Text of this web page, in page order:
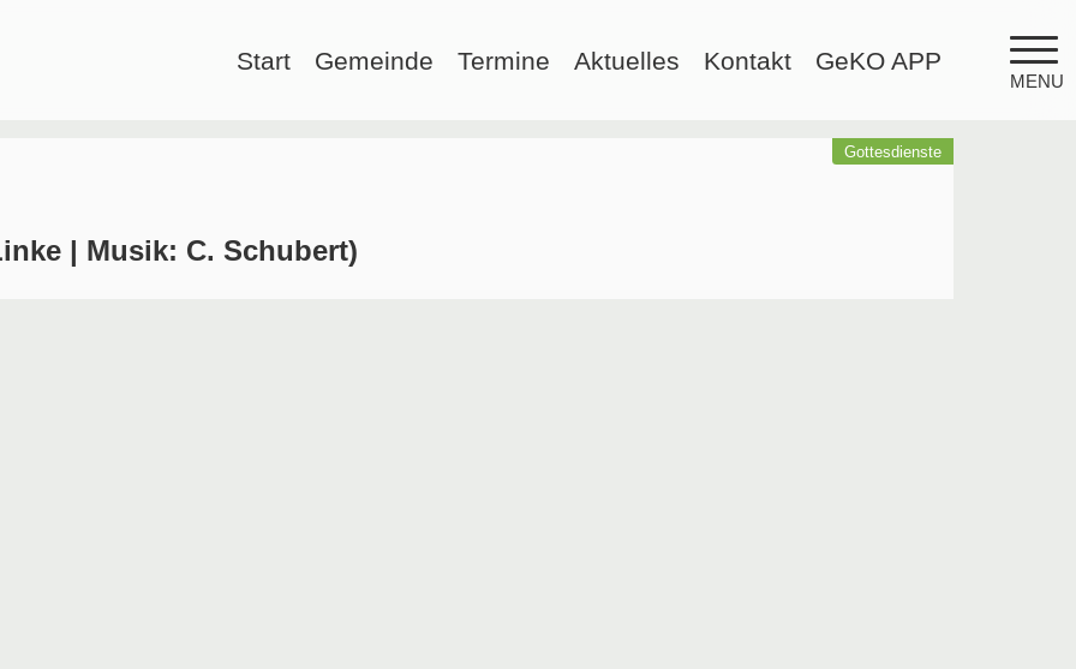
Start Gemeinde Termine Aktuelles Kontakt GeKO APP
MENU
Gottesdienste
| Musik: C. Schubert)